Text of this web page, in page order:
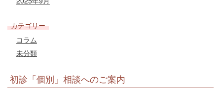
カテゴリー
コラム
未分類
初診「個別」相談へのご案内